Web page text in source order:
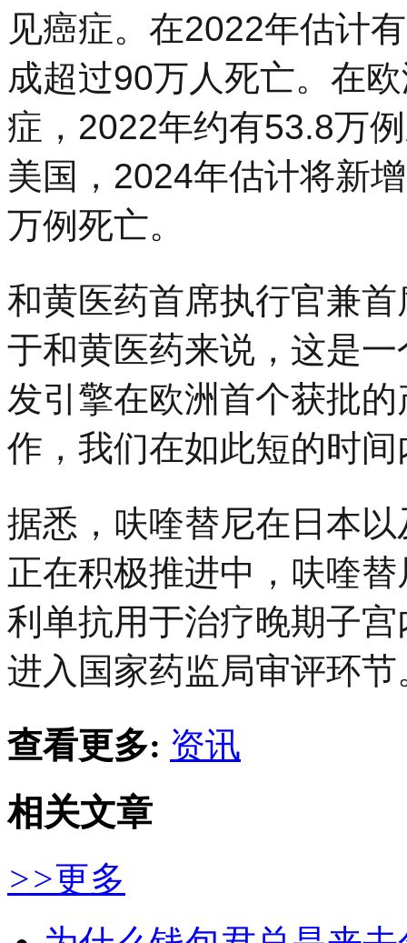
见癌症。在2022年估计
成超过90万人死亡。在
症，2022年约有53.8万
美国，2024年估计将新
万例死亡。
和黄医药首席执行官兼
于和黄医药来说，这是
发引擎在欧洲首个获批
作，我们在如此短的时
据悉，呋喹替尼在日本
正在积极推进中，呋喹
利单抗用于治疗晚期子
进入国家药监局审评环节
查看更多: 资讯
相关文章
>>更多